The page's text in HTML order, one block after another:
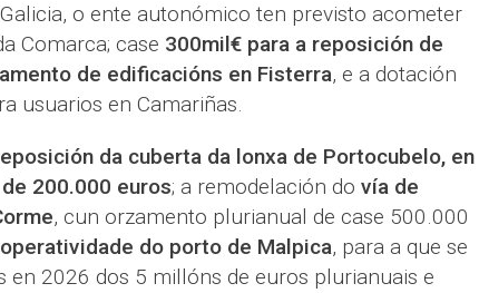
o ente autonómico ten previsto acometer
Comarca; case 300mil€ para a reposición de
de edificacións en Fisterra, e a dotación
usuarios en Camariñas.
da cuberta da lonxa de Portocubelo, en
200.000 euros; a remodelación do vía de
, cun orzamento plurianual de case 500.000
operatividade do porto de Malpica, para a que se
en 2026 dos 5 millóns de euros plurianuais e